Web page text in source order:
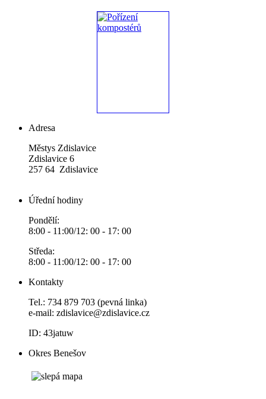
Adresa
Městys Zdislavice
Zdislavice 6
257 64 Zdislavice
Úřední hodiny
Pondělí:
8:00 - 11:00/12: 00 - 17: 00
Středa:
8:00 - 11:00/12: 00 - 17: 00
Kontakty
Tel.: 734 879 703 (pevná linka)
e-mail: zdislavice@zdislavice.cz
ID: 43jatuw
Okres Benešov